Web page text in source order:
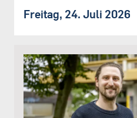
Freitag, 24. Juli 2026